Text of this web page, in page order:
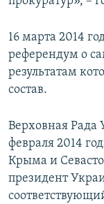
16 марта 2014
референдум о
результатам
состав.
Верховная Рада
февраля 2014
Крыма и
президент